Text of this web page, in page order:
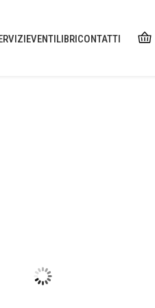
EVENTILIBRICONTATTI